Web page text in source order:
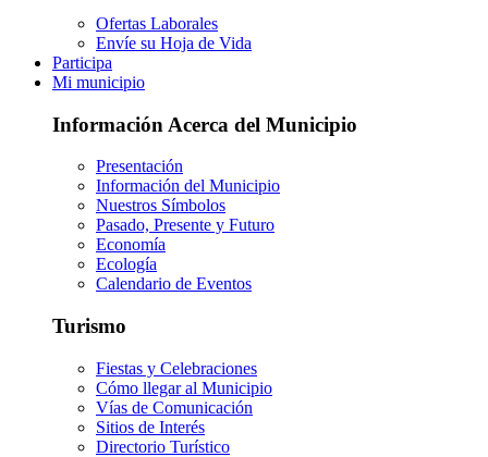
Ofertas Laborales
Envíe su Hoja de Vida
Participa
Mi municipio
Información Acerca del Municipio
Presentación
Información del Municipio
Nuestros Símbolos
Pasado, Presente y Futuro
Economía
Ecología
Calendario de Eventos
Turismo
Fiestas y Celebraciones
Cómo llegar al Municipio
Vías de Comunicación
Sitios de Interés
Directorio Turístico